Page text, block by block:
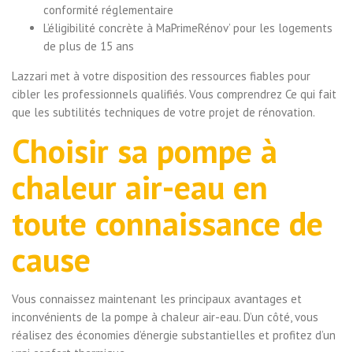
conformité réglementaire
L’éligibilité concrète à MaPrimeRénov’ pour les logements
de plus de 15 ans
Lazzari met à votre disposition des ressources fiables pour
cibler les professionnels qualifiés. Vous comprendrez Ce qui fait
que les subtilités techniques de votre projet de rénovation.
Choisir sa pompe à
chaleur air-eau en
toute connaissance de
cause
Vous connaissez maintenant les principaux avantages et
inconvénients de la pompe à chaleur air-eau. D’un côté, vous
réalisez des économies d’énergie substantielles et profitez d’un